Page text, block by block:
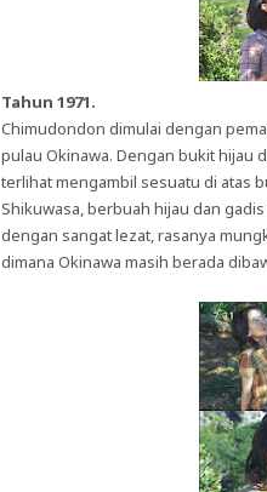
Tahun 1971.
Chimudondon dimulai dengan
pulau Okinawa. Dengan bukit hijau
terlihat mengambil sesuatu di atas
Shikuwasa, berbuah hijau dan
dengan sangat lezat, rasanya
dimana Okinawa masih berada